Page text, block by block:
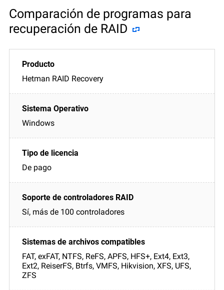
Comparación de programas para
recuperación de RAID
Hetman RAID Recovery
Windows
De pago
Sí, más de 100 controladores
FAT, exFAT, NTFS, ReFS, APFS, HFS+, Ext4, Ext3,
Ext2, ReiserFS, Btrfs, VMFS, Hikvision, XFS, UFS,
ZFS